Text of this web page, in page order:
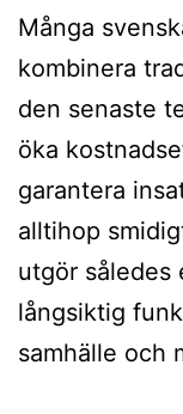
Många
kombinera
den senaste
öka
garantera
alltihop
utgör
långsiktig
samhälle och